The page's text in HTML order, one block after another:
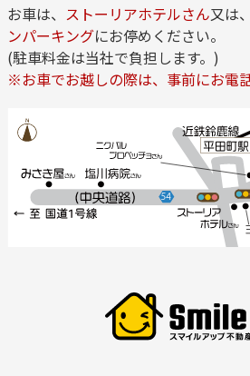
お車は、 ストーリアホテルさん又は、
ンパーキングにお停めください。
(駐車料金は当社で負担します。)
※お車でお越しの際は、事前にお電